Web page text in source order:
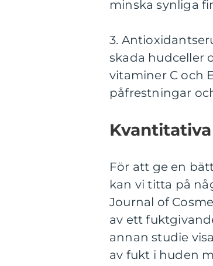
minska synliga
3.
skada hudceller
vitaminer C och
påfrestningar
För att ge en
kan vi titta på
Journal of
av ett
annan studie
av fukt i huden